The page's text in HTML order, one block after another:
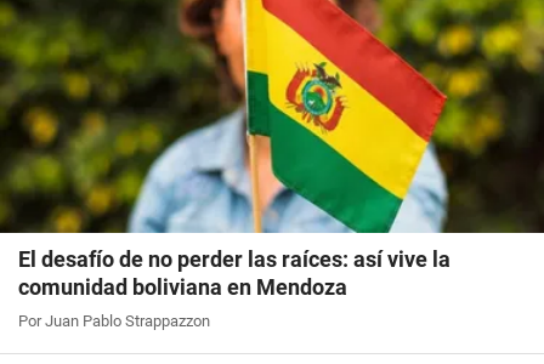
El desafío de no perder las raíces: así vive la
comunidad boliviana en Mendoza
Por Juan Pablo Strappazzon